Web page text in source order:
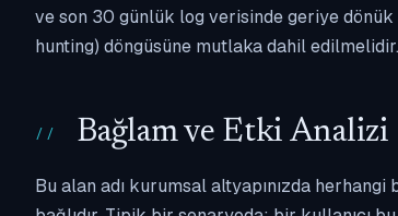
ve son 30 günlük log verisinde geriye
hunting) döngüsüne mutlaka dahil edilmelidir.
Bağlam ve Etki Analizi
Bu alan adı kurumsal altyapınızda